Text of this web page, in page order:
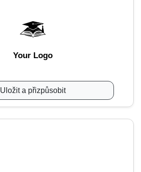
Your Logo
Uložit a přizpůsobit